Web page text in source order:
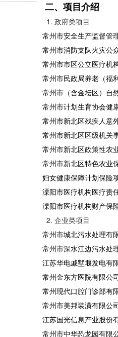
二、项目介绍
1. 政府类项目
常州市安全生产监督管
常州市消防支队火灾公
常州市市区公立医疗机
常州市民政局养老（福
常州市（含金坛区）自
常州市计划生育协会健
常州市新北区残疾人意
常州市新北区区级机关
常州市新北区政策性农
常州市新北区特色农业
妇女健康保障计划保险
溧阳市医疗机构医疗责
溧阳市医疗机构财产保
2. 企业类项目
常州市城北污水处理有
常州市深水江边污水处
江苏华电戚墅堰发电有
常州金东方医院有限公
常州现代口腔门诊部有
常州市美邦装潢有限公
江苏国光信息产业股份
常州市中华恐龙园有限